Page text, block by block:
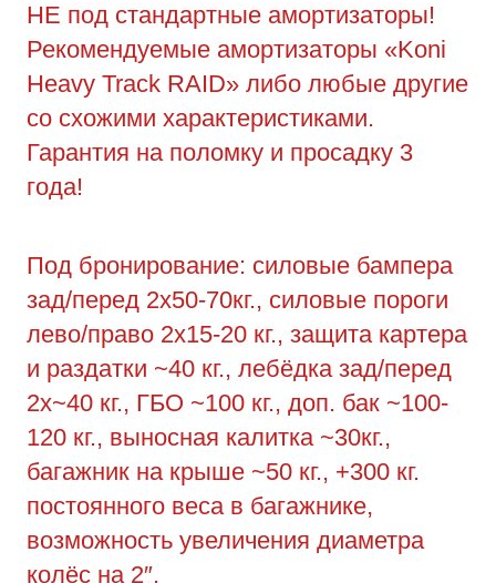
НЕ под стандартные амортизаторы!
Рекомендуемые амортизаторы «Koni
Heavy Track RAID» либо любые другие
со схожими характеристиками.
Гарантия на поломку и просадку 3
года!
Под бронирование: силовые бампера
зад/перед 2х50-70кг., силовые пороги
лево/право 2х15-20 кг., защита картера
и раздатки ~40 кг., лебёдка зад/перед
2х~40 кг., ГБО ~100 кг., доп. бак ~100-
120 кг., выносная калитка ~30кг.,
багажник на крыше ~50 кг., +300 кг.
постоянного веса в багажнике,
возможность увеличения диаметра
колёс на 2″.